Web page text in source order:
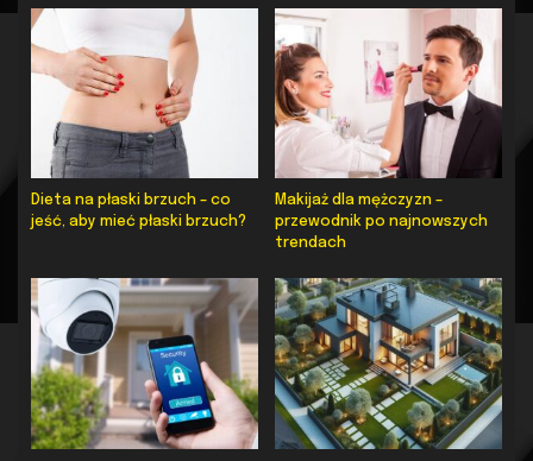
Dieta na płaski brzuch – co
jeść, aby mieć płaski brzuch?
Makijaż dla mężczyzn –
przewodnik po najnowszych
trendach